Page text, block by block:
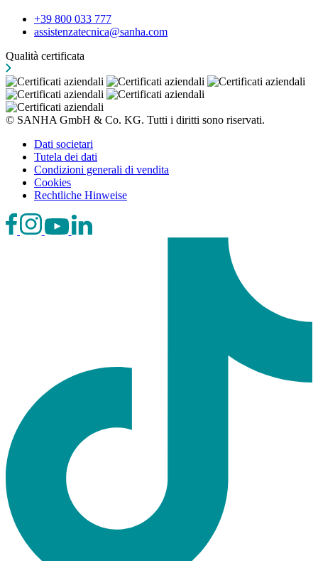
+39 800 033 777
assistenzatecnica@sanha.com
Qualità certificata
© SANHA GmbH & Co. KG. Tutti i diritti sono riservati.
Dati societari
Tutela dei dati
Condizioni generali di vendita
Cookies
Rechtliche Hinweise